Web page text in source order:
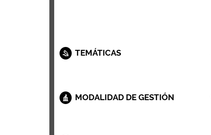
TEMÁTICAS
MODALIDAD DE GESTIÓN